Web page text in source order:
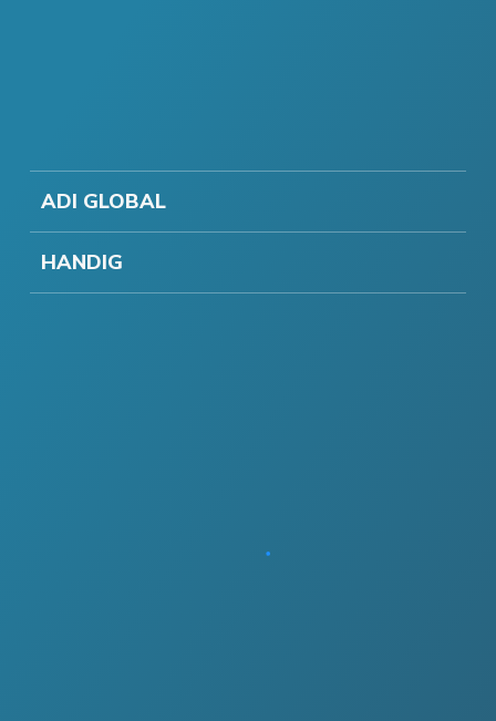
ADI GLOBAL
HANDIG